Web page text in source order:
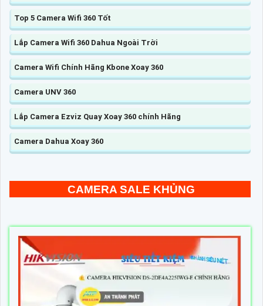
Top 5 Camera Wifi 360 Tốt
Lắp Camera Wifi 360 Dahua Ngoài Trời
Camera Wifi Chính Hãng Kbone Xoay 360
Camera UNV 360
Lắp Camera Ezviz Quay Xoay 360 chính Hãng
Camera Dahua Xoay 360
CAMERA SALE KHỦNG